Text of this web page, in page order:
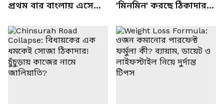
প্রথম বার বাংলায় এসে
'মিনমিন' করছে ঠিকাদার,